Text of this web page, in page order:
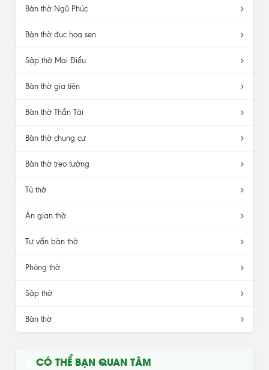
Bàn thờ Ngũ Phúc
Bàn thờ đục hoa sen
Sập thờ Mai Điểu
Bàn thờ gia tiên
Bàn thờ Thần Tài
Bàn thờ chung cư
Bàn thờ treo tường
Tủ thờ
Án gian thờ
Tư vấn bàn thờ
Phòng thờ
Sập thờ
Bàn thờ
CÓ THỂ BẠN QUAN TÂM